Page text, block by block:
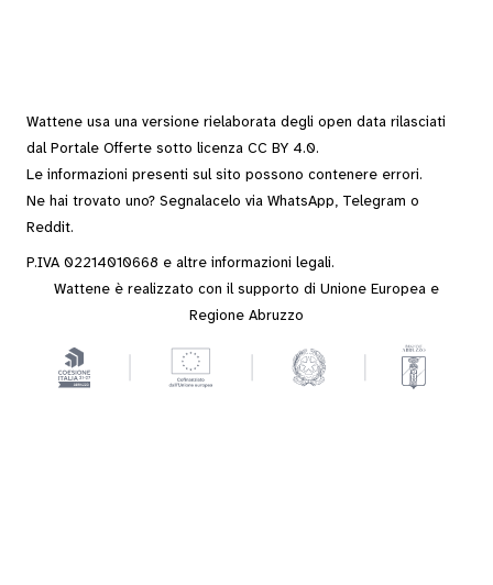
Wattene usa una versione rielaborata degli open data rilasciati
dal Portale Offerte sotto licenza CC BY 4.0.
Le informazioni presenti sul sito possono contenere errori.
Ne hai trovato uno? Segnalacelo via WhatsApp, Telegram o
Reddit.
P.IVA 02214010668 e altre informazioni legali.
Wattene è realizzato con il supporto di Unione Europea e
Regione Abruzzo